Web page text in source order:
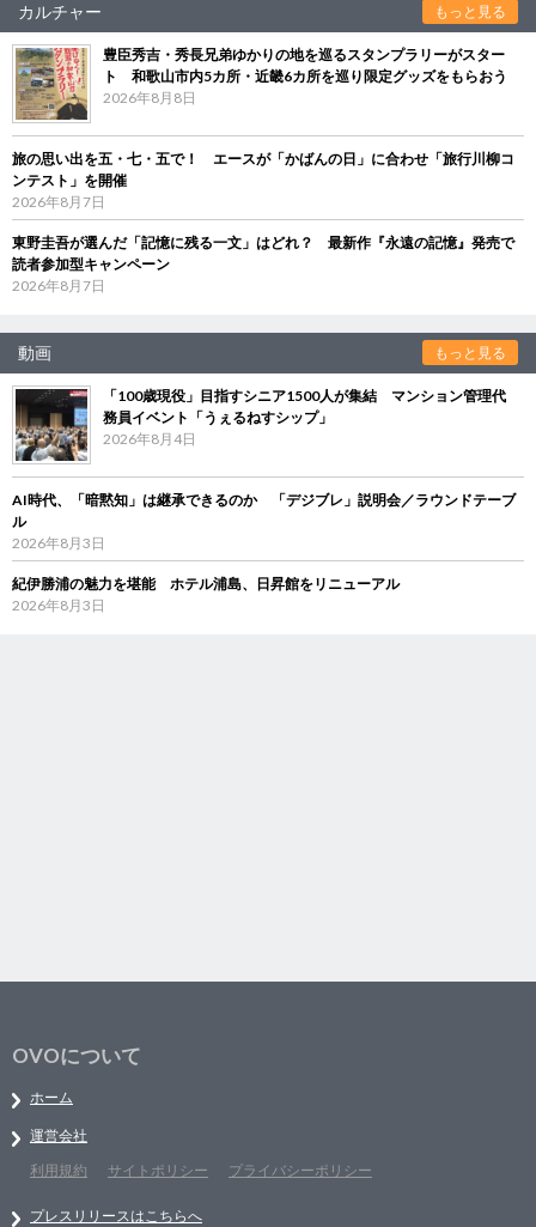
カルチャー もっと見る
豊臣秀吉・秀長兄弟ゆかりの地を巡るスタンプラリーがスター
ト 和歌山市内5カ所・近畿6カ所を巡り限定グッズをもらおう
2026年8月8日
旅の思い出を五・七・五で！ エースが「かばんの日」に合わせ「旅行川柳コ
ンテスト」を開催
2026年8月7日
東野圭吾が選んだ「記憶に残る一文」はどれ？ 最新作『永遠の記憶』発売で
読者参加型キャンペーン
2026年8月7日
動画 もっと見る
「100歳現役」目指すシニア1500人が集結 マンション管理代
務員イベント「うぇるねすシップ」
2026年8月4日
AI時代、「暗黙知」は継承できるのか 「デジブレ」説明会／ラウンドテーブ
ル
2026年8月3日
紀伊勝浦の魅力を堪能 ホテル浦島、日昇館をリニューアル
2026年8月3日
OVOについて
ホーム
運営会社
利用規約
サイトポリシー プライバシーポリシー
プレスリリースはこちらへ